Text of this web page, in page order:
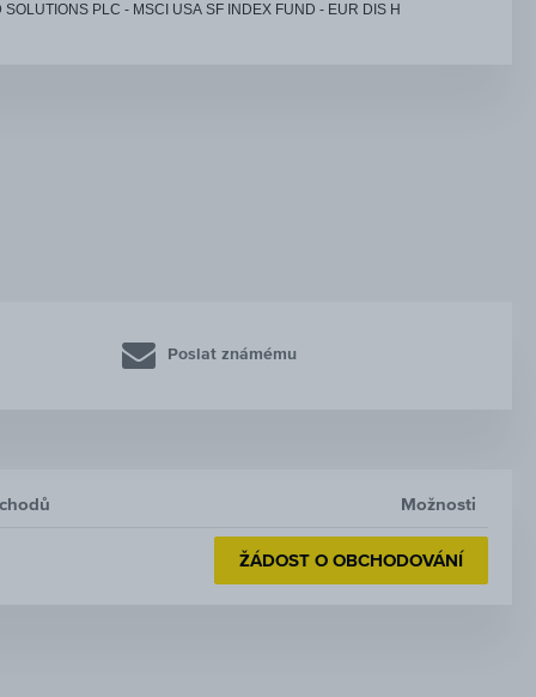
SOLUTIONS PLC - MSCI USA SF INDEX FUND - EUR DIS H
Poslat známému
Možnosti
ŽÁDOST O OBCHODOVÁNÍ